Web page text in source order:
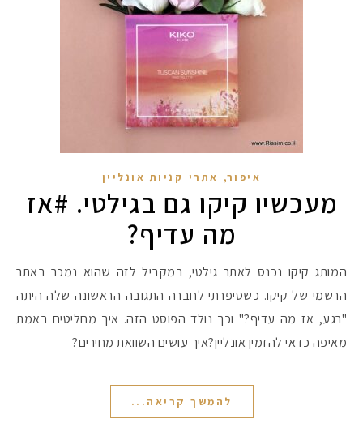
איפור, אתרי קניות אונליין
מעכשיו קיקו גם בגילטי. #אז
מה עדיף?
המותג קיקו נכנס לאתר גילטי, במקביל לזה שהוא נמכר באתר
הרשמי של קיקו. כשסיפרתי לחברה התגובה הראשונה שלה היתה
"רגע, אז מה עדיף?" וכך נולד הפוסט הזה. איך מחליטים באמת
מאיפה כדאי להזמין אונליין?איך עושים השוואת מחירים?
להמשך קריאה...